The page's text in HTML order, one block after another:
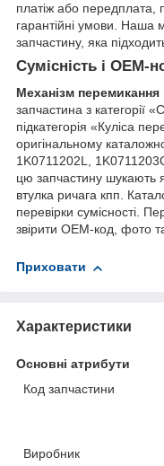
платіж або передплата,
гарантійні умови.
запчастину, яка
Сумісність і OEM-
Механізм
запчастина з категорії
підкатегорія «Куліса
оригінальному
1K0711202L,
цю запчастину шукають
втулка ричага кпп.
перевірки сумісності.
звірити OEM-код, фото
Приховати
Характеристики
Основні атрибути
Код запчастини
Виробник